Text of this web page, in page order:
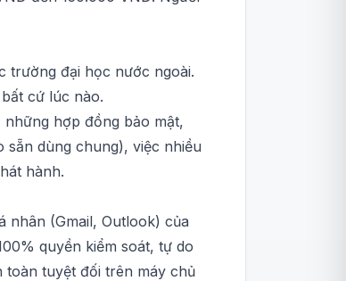
trường đại học nước ngoài.
cứ lúc nào.
hợp đồng bảo mật,
dùng chung), việc nhiều
hành.
nhân (Gmail, Outlook) của
quyền kiểm soát, tự do
toàn tuyệt đối trên máy chủ